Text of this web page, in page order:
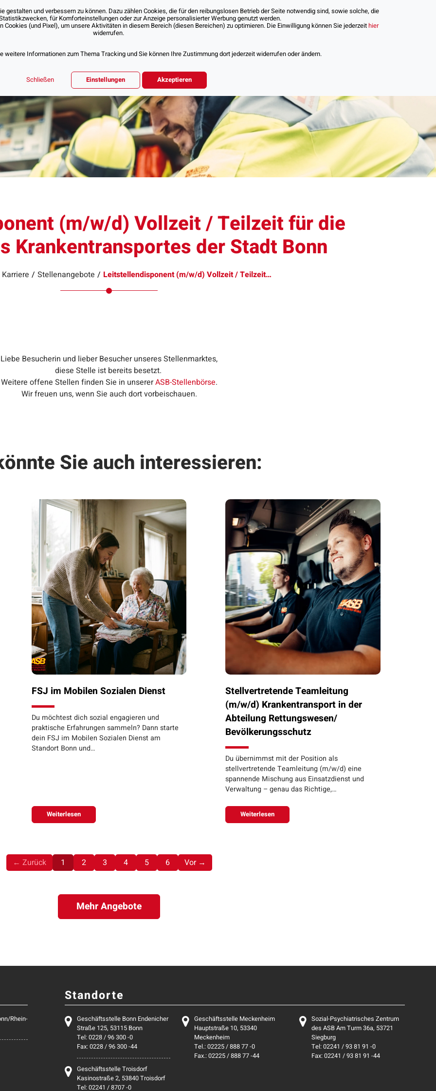
Über Uns Unsere Angebote Jobs & Karriere
(m/w/d) Vollzeit / Teilzeit für die
Krankentransportes der Stadt Bonn
/ Stellenangebote / Leitstellendisponent (m/w/d) Vollzeit / Teilzeit…
Liebe Besucherin und lieber Besucher unseres Stellenmarktes,
diese Stelle ist bereits besetzt.
Weitere offene Stellen finden Sie in unsererASB-Stellenbörse.
Wir freuen uns, wenn Sie auch dort vorbeischauen.
Sie auch interessieren:
FSJ im Mobilen Sozialen Dienst
Du möchtest dich sozial engagieren und
praktische Erfahrungen sammeln? Dann starte
dein FSJ im Mobilen Sozialen Dienst am
Standort Bonn und…
Weiterlesen
Stellvertretende Teamleitung
(m/w/d) Krankentransport in der
Abteilung Rettungswesen/
Bevölkerungsschutz
Du übernimmst mit der Position als
stellvertretende Teamleitung (m/w/d) eine
spannende Mischung aus Einsatzdienst und
Verwaltung – genau das Richtige,…
Weiterlesen
← Zurück 1 (aktuell)
2 3 4 5 6 Vor →
Mehr Angebote
Rhein-
Standorte
Geschäftsstelle Bonn Endenicher
Straße 125, 53115 Bonn
Tel: 0228 / 96 300 -0
Fax: 0228 / 96 300 -44
Geschäftsstelle Troisdorf
Kasinostraße 2, 53840 Troisdorf
Tel: 02241 / 8707 -0
Geschäftsstelle Meckenheim
Hauptstraße 10, 53340
Meckenheim
Tel.: 02225 / 888 77 -0
Fax.: 02225 / 888 77 -44
Sozial-Psychiatrisches Zentrum
des ASB Am Turm 36a, 53721
Siegburg
Tel: 02241 / 93 81 91 -0
Fax: 02241 / 93 81 91 -44
gestalten und verbessern zu können. Dazu zählen Cookies, die für den reibungslosen Betrieb der Seite notwendig sind, sowie solche, die
für Komforteinstellungen oder zur Anzeige personalisierter Werbung genutzt werden.
(und Pixel), um unsere Aktivitäten in diesem Bereich (diesen Bereichen) zu optimieren. Die Einwilligung können Sie jederzeithier
widerrufen.
weitere Informationen zum Thema Tracking und Sie können Ihre Zustimmung dort jederzeit widerrufen oder ändern.
Schließen Einstellungen Akzeptieren